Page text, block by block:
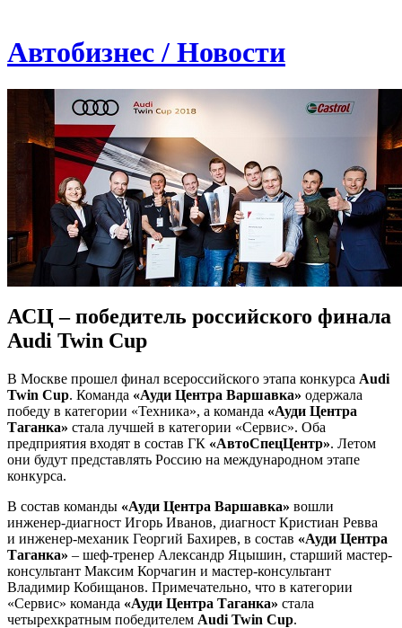
Автобизнес / Новости
АСЦ – победитель российского финала
Audi Twin Cup
В Москве прошел финал всероссийского этапа конкурса Audi
Twin Cup. Команда «Ауди Центра Варшавка» одержала
победу в категории «Техника», а команда «Ауди Центра
Таганка» стала лучшей в категории «Сервис». Оба
предприятия входят в состав ГК «АвтоСпецЦентр». Летом
они будут представлять Россию на международном этапе
конкурса.
В состав команды «Ауди Центра Варшавка» вошли
инженер-диагност Игорь Иванов, диагност Кристиан Ревва
и инженер-механик Георгий Бахирев, в состав «Ауди Центра
Таганка» – шеф-тренер Александр Яцышин, старший мастер-
консультант Максим Корчагин и мастер-консультант
Владимир Кобищанов. Примечательно, что в категории
«Сервис» команда «Ауди Центра Таганка» стала
четырехкратным победителем Audi Twin Cup.